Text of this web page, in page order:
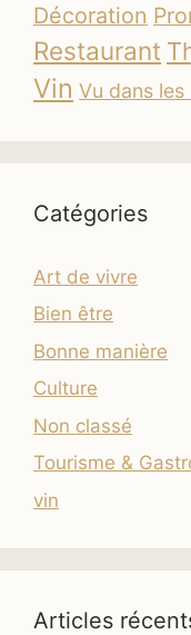
Décoration
Restaurant
Vin Vu dans les
Catégories
Art de vivre
Bien être
Bonne manière
Culture
Non classé
Tourisme &
vin
Articles